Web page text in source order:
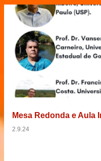
Mesa Redonda e
2.9.24